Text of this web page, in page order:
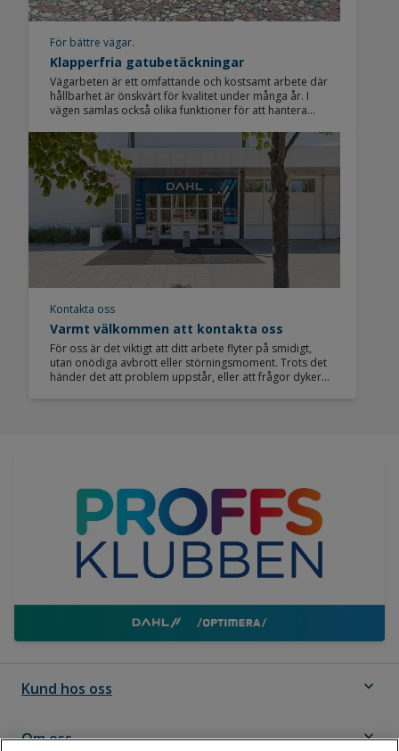
För bättre vägar.
Klapperfria gatubetäckningar
Vägarbeten är ett omfattande och kostsamt arbete där
hållbarhet är önskvärt för kvalitet under många år. I
vägen samlas också olika funktioner för att hantera
som är känsliga för trafiksäkerheten och viktiga för
hållbarhet.
Kontakta oss
Varmt välkommen att kontakta oss
För oss är det viktigt att ditt arbete flyter på smidigt,
utan onödiga avbrott eller störningsmoment. Trots det
händer det att problem uppstår, eller att frågor dyker
Kund hos oss expand_more
Om oss expand_more